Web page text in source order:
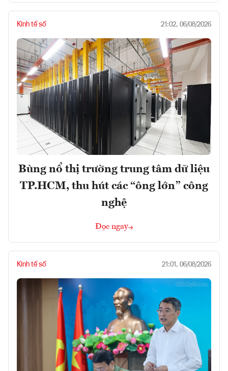
Kinh tế số 21:02, 06/08/2026
Bùng nổ thị trường trung tâm dữ liệu
TP.HCM, thu hút các “ông lớn” công
nghệ
Đọc ngay
Kinh tế số 21:01, 06/08/2026